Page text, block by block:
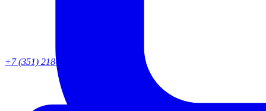
+7 (351) 218-82-95